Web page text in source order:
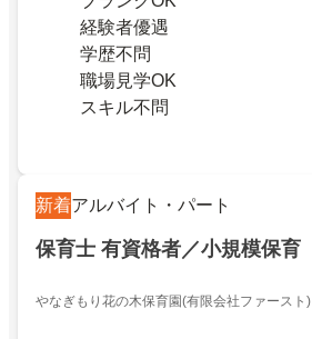
経験者優遇
学歴不問
職場見学OK
スキル不問
新着アルバイト・パート
保育士 有資格者／小規模保育
やなぎもり花の木保育園(有限会社ファースト)